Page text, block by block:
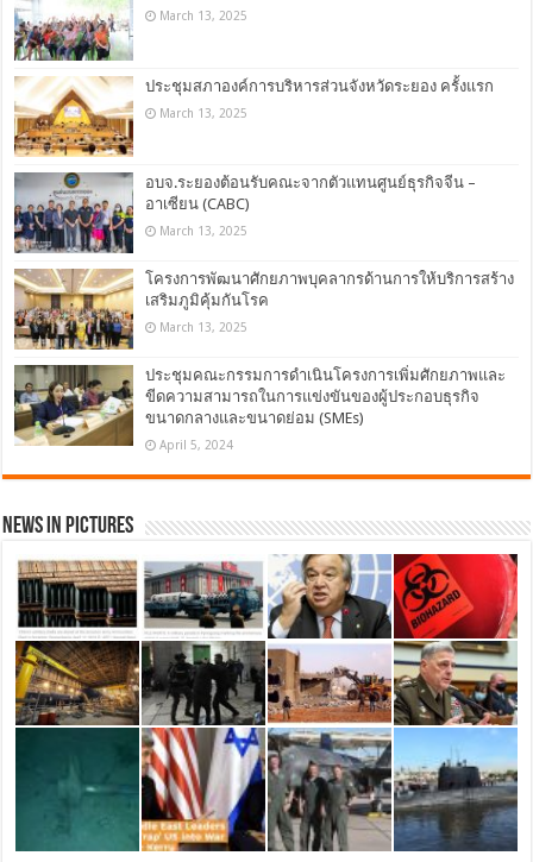
March 13, 2025
ประชุมสภาองค์การบริหารส่วนจังหวัดระยอง ครั้งแรก
March 13, 2025
อบจ.ระยองต้อนรับคณะจากตัวแทนศูนย์ธุรกิจจีน –
อาเซียน (CABC)
March 13, 2025
โครงการพัฒนาศักยภาพบุคลากรด้านการให้บริการสร้าง
เสริมภูมิคุ้มกันโรค
March 13, 2025
ประชุมคณะกรรมการดำเนินโครงการเพิ่มศักยภาพและ
ขีดความสามารถในการแข่งขันของผู้ประกอบธุรกิจ
ขนาดกลางและขนาดย่อม (SMEs)
April 5, 2024
News in Pictures